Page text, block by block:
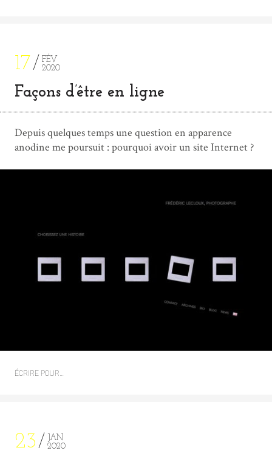
17
FÉV
2020
Façons d’être en ligne
Depuis quelques temps une question en apparence
anodine me poursuit : pourquoi avoir un site Internet ?
ÉCRIRE POUR…
23
JAN
2020